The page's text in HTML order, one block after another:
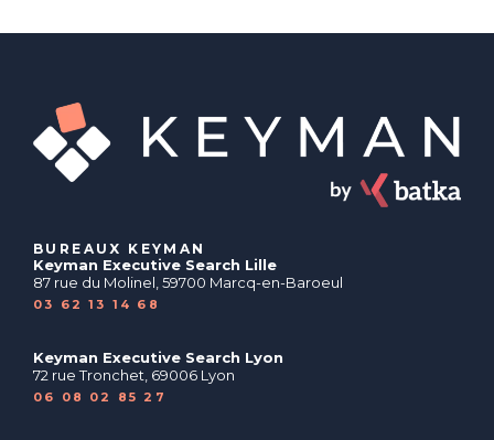
BUREAUX KEYMAN
Keyman Executive Search Lille
87 rue du Molinel, 59700 Marcq-en-Baroeul
03 62 13 14 68
Keyman Executive Search Lyon
72 rue Tronchet, 69006 Lyon
06 08 02 85 27